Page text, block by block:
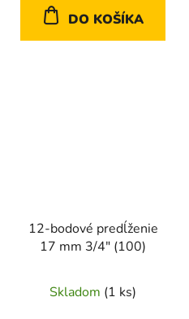
DO KOŠÍKA
12-bodové predĺženie
17 mm 3/4" (100)
Skladom (1 ks)